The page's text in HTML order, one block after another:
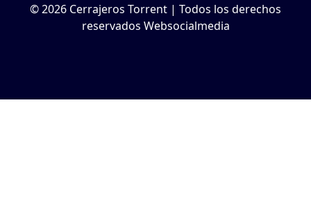
© 2026 Cerrajeros Torrent | Todos los derechos
reservados Websocialmedia